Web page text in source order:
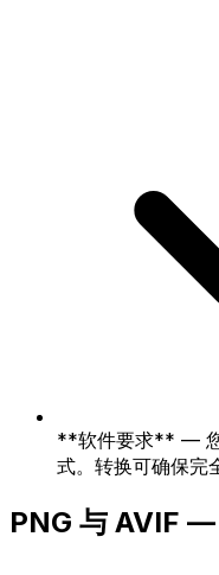
**软件要求** —
式。转换可确保完
PNG 与 AVIF